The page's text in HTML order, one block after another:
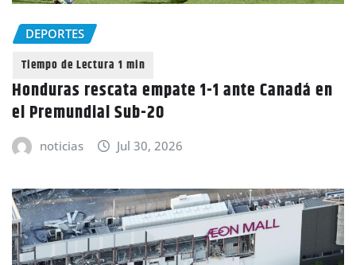
DEPORTES
Honduras rescata empate 1-1 ante Canadá en
el Premundial Sub-20
noticias Jul 30, 2026